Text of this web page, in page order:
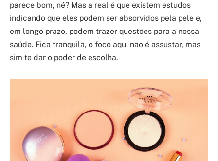
parece bom, né? Mas a real é que existem estudos
indicando que eles podem ser absorvidos pela pele e,
em longo prazo, podem trazer questões para a nossa
saúde. Fica tranquila, o foco aqui não é assustar, mas
sim te dar o poder de escolha.